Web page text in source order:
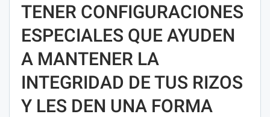
TENER CONFIGURACIONES
ESPECIALES QUE AYUDEN
A MANTENER LA
INTEGRIDAD DE TUS RIZOS
Y LES DEN UNA FORMA